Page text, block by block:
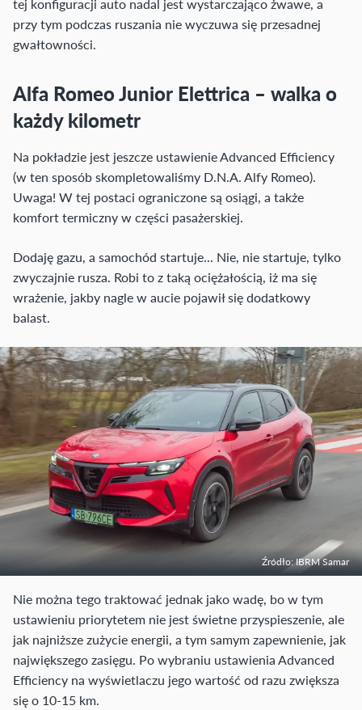
przy tym podczas ruszania nie wyczuwa się przesadnej
gwałtowności.
Alfa Romeo Junior Elettrica – walka o
każdy kilometr
Na pokładzie jest jeszcze ustawienie Advanced Efficiency
(w ten sposób skompletowaliśmy D.N.A. Alfy Romeo).
Uwaga! W tej postaci ograniczone są osiągi, a także
komfort termiczny w części pasażerskiej.
Dodaję gazu, a samochód startuje... Nie, nie startuje, tylko
zwyczajnie rusza. Robi to z taką ociężałością, iż ma się
wrażenie, jakby nagle w aucie pojawił się dodatkowy
balast.
Źródło: IBRM Samar
Nie można tego traktować jednak jako wadę, bo w tym
ustawieniu priorytetem nie jest świetne przyspieszenie, ale
jak najniższe zużycie energii, a tym samym zapewnienie, jak
największego zasięgu. Po wybraniu ustawienia Advanced
Efficiency na wyświetlaczu jego wartość od razu zwiększa
się o 10-15 km.